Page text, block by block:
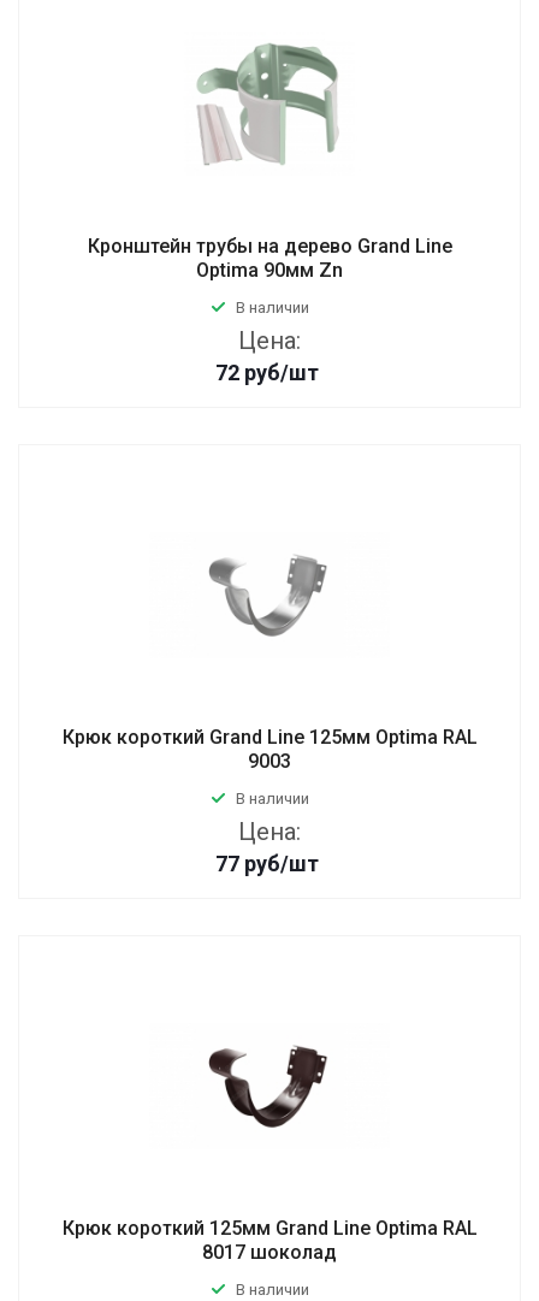
Кронштейн трубы на дерево Grand Line
Optima 90мм Zn
В наличии
Цена:
72 руб/шт
Крюк короткий Grand Line 125мм Optima RAL
9003
В наличии
Цена:
77 руб/шт
Крюк короткий 125мм Grand Line Optima RAL
8017 шоколад
В наличии